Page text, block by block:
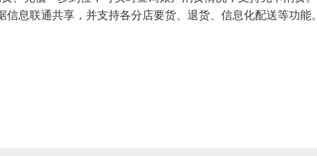
联通共享，并支持各分店要货、退货、信息化配送等功能。